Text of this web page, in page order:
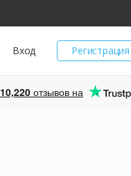
Регистрация
Вход
10,220 отзывов на